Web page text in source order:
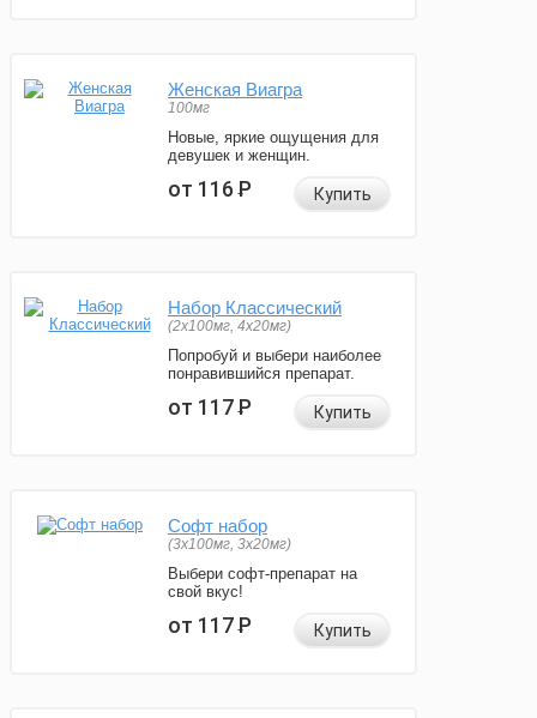
Женская Виагра
100мг
Новые, яркие ощущения для
девушек и женщин.
от 116Р Купить
Набор Классический
(2x100мг, 4x20мг)
Попробуй и выбери наиболее
понравившийся препарат.
от 117Р Купить
Софт набор
(3x100мг, 3x20мг)
Выбери софт-препарат на
свой вкус!
от 117Р Купить